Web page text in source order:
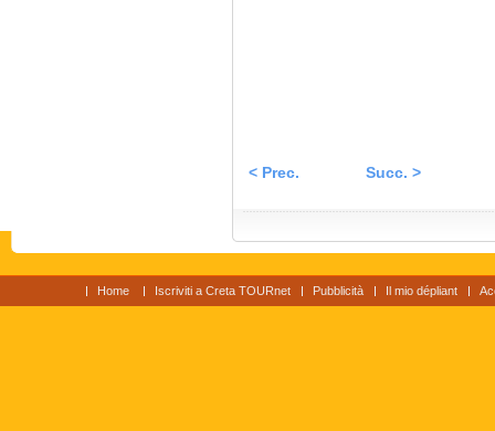
< Prec. Succ. >
Home Iscriviti a Creta TOURnet Pubblicità Il mio dépliant